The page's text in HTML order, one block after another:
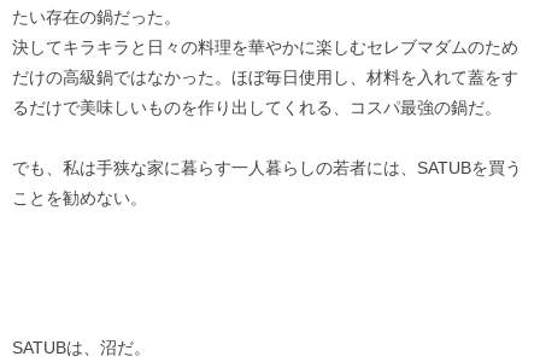
たい存在の鍋だった。
決してキラキラと日々の料理を華やかに楽しむセレブマダムのため
だけの高級鍋ではなかった。ほぼ毎日使用し、材料を入れて蓋をす
るだけで美味しいものを作り出してくれる、コスパ最強の鍋だ。
でも、私は手狭な家に暮らす一人暮らしの若者には、SATUBを買う
ことを勧めない。
SATUBは、沼だ。